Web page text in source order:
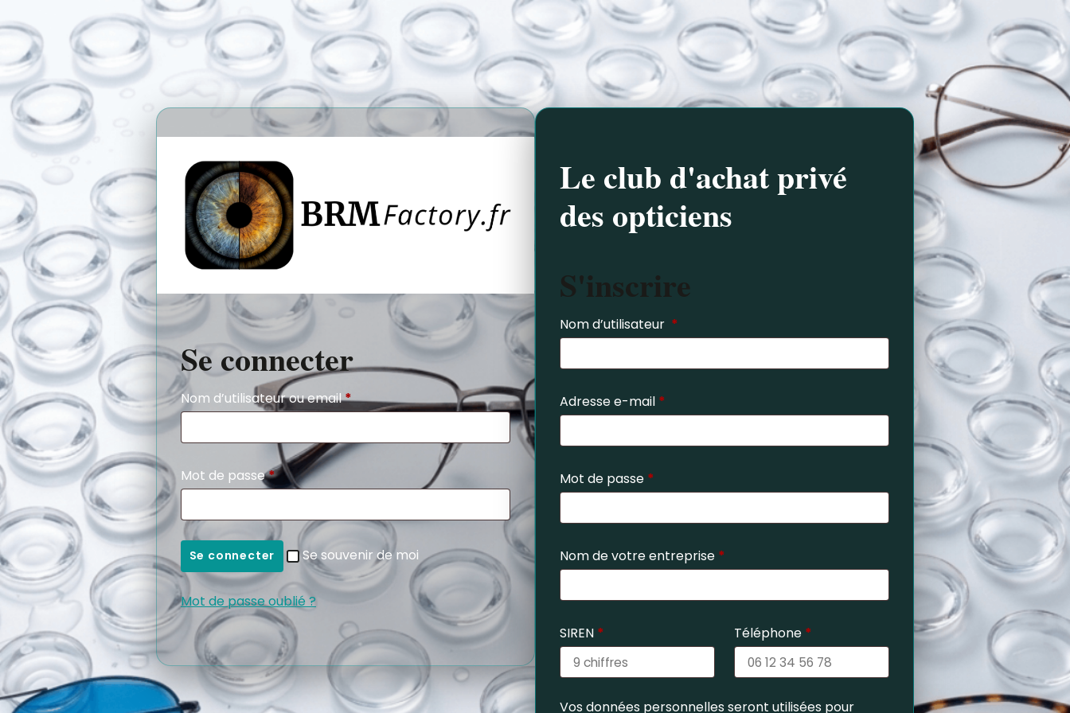
Se connecter
Nom d’utilisateur ou email*
Mot de passe*
Se connecter Se souvenir de moi
Mot de passe oublié ?
Le club d'achat privé
des opticiens
S'inscrire
Nom d’utilisateur *
Adresse e-mail *
Mot de passe *
Nom de votre entreprise *
SIREN * Téléphone *
Vos données personnelles seront utilisées pour